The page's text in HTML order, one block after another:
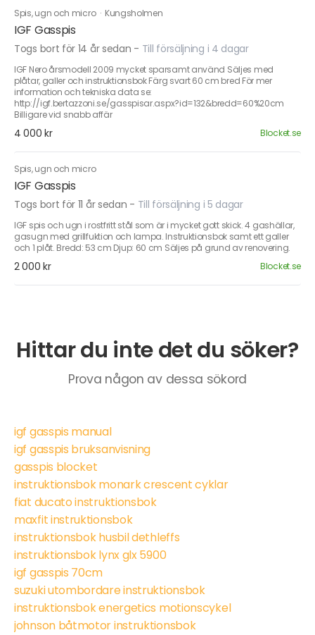
Spis, ugn och micro · Kungsholmen
IGF Gasspis
Togs bort för 14 år sedan - Till försäljning i 4 dagar
IGF Nero årsmodell 2009 mycket sparsamt använd Säljes med
plåtar, galler och instruktionsbok Färg svart 60 cm bred För mer
information och tekniska data se:
http://igf.bertazzoni.se/gasspisar.aspx?id=132&bredd=60%20cm
Billigare vid snabb affär
4 000 kr Blocket.se
Spis, ugn och micro
IGF Gasspis
Togs bort för 11 år sedan - Till försäljning i 5 dagar
IGF spis och ugn i rostfritt stål som är i mycket gott skick. 4 gashällar,
gasugn med grillfuktion och lampa. Instruktionsbok samt ett galler
och 1 plåt. Bredd: 53 cm Djup: 60 cm Säljes på grund av renovering.
2 000 kr Blocket.se
Hittar du inte det du söker?
Prova någon av dessa sökord
igf gasspis manual
igf gasspis bruksanvisning
gasspis blocket
instruktionsbok monark crescent cyklar
fiat ducato instruktionsbok
maxfit instruktionsbok
instruktionsbok husbil dethleffs
instruktionsbok lynx glx 5900
igf gasspis 70cm
suzuki utombordare instruktionsbok
instruktionsbok energetics motionscykel
johnson båtmotor instruktionsbok